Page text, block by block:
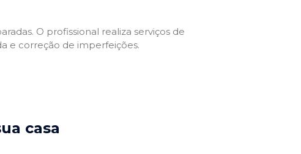
O profissional realiza serviços de
e correção de imperfeições.
casa